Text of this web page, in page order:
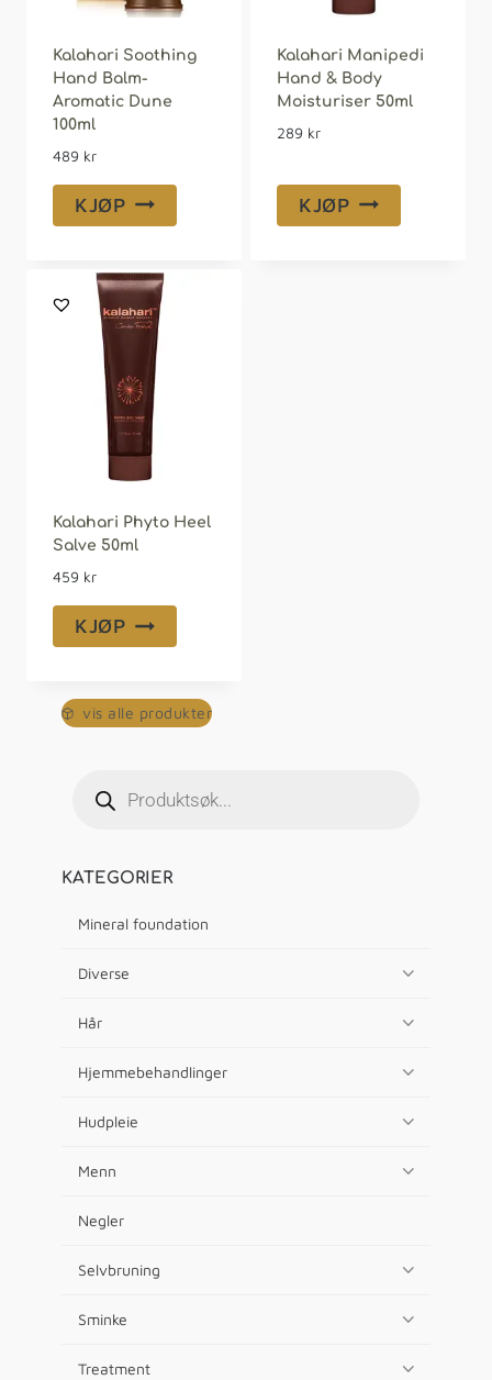
Kalahari Soothing
Hand Balm-
Aromatic Dune
100ml
489 kr
KJØP
Kalahari Manipedi
Hand & Body
Moisturiser 50ml
289 kr
KJØP
Kalahari Phyto Heel
Salve 50ml
459 kr
KJØP
vis alle produkter
KATEGORIER
Mineral foundation
Diverse
Hår
Hjemmebehandlinger
Hudpleie
Menn
Negler
Selvbruning
Sminke
Treatment